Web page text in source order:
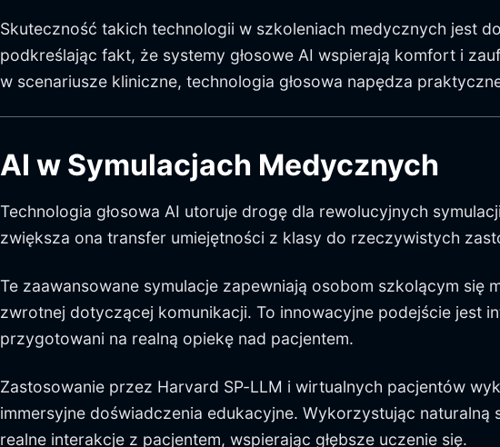
Skuteczność takich technologii w szkoleniach medycznych jest
podkreślając fakt, że systemy głosowe AI wspierają komfort i
w scenariusze kliniczne, technologia głosowa napędza
AI w Symulacjach Medycznych
Technologia głosowa AI utoruje drogę dla rewolucyjnych
zwiększa ona transfer umiejętności z klasy do rzeczywistych
Te zaawansowane symulacje zapewniają osobom szkolącym
zwrotnej dotyczącej komunikacji. To innowacyjne podejście jest
przygotowani na realną opiekę nad pacjentem.
Zastosowanie przez Harvard SP-LLM i wirtualnych pacjentów
immersyjne doświadczenia edukacyjne. Wykorzystując
realne interakcje z pacjentem, wspierając głębsze uczenie się.